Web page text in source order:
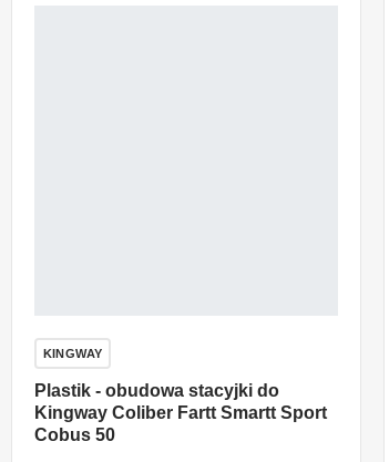
KINGWAY
Plastik - obudowa stacyjki do
Kingway Coliber Fartt Smartt Sport
Cobus 50